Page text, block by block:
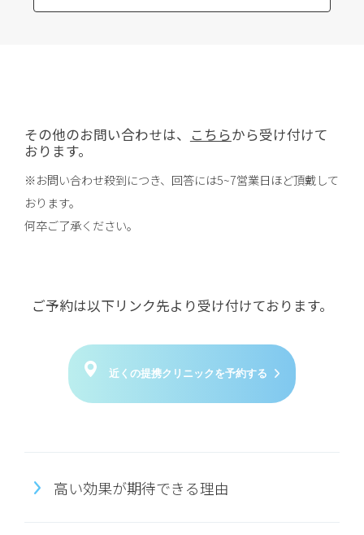
その他のお問い合わせは、 こちらから受け付けて
おります。
※お問い合わせ殺到につき、回答には5~7営業日ほど頂戴して
おります。
何卒ご了承ください。
ご予約は以下リンク先より受け付けております。
近くの提携クリニックを予約する
高い効果が期待できる理由